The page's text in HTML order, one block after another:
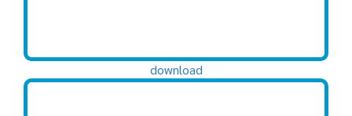
download